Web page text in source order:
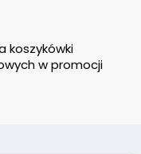
koszykówki
w promocji